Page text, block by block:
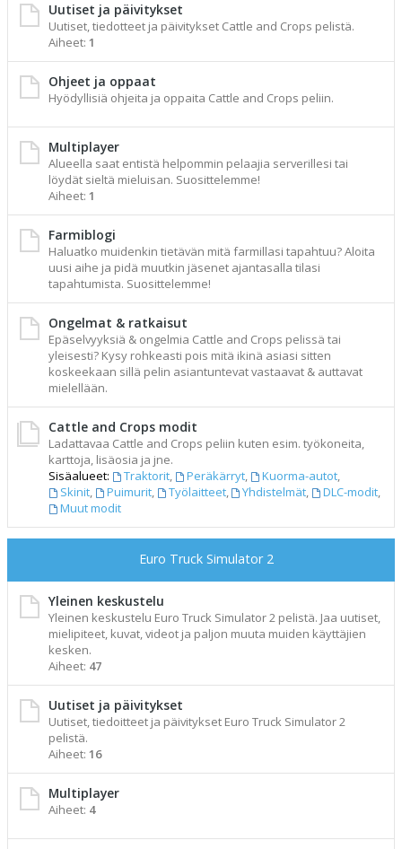
Uutiset ja päivitykset
Uutiset, tiedotteet ja päivitykset Cattle and Crops pelistä.
Aiheet: 1
Ohjeet ja oppaat
Hyödyllisiä ohjeita ja oppaita Cattle and Crops peliin.
Multiplayer
Alueella saat entistä helpommin pelaajia serverillesi tai
löydät sieltä mieluisan. Suosittelemme!
Aiheet: 1
Farmiblogi
Haluatko muidenkin tietävän mitä farmillasi tapahtuu? Aloita
uusi aihe ja pidä muutkin jäsenet ajantasalla tilasi
tapahtumista. Suosittelemme!
Ongelmat & ratkaisut
Epäselvyyksiä & ongelmia Cattle and Crops pelissä tai
yleisesti? Kysy rohkeasti pois mitä ikinä asiasi sitten
koskeekaan sillä pelin asiantuntevat vastaavat & auttavat
mielellään.
Cattle and Crops modit
Ladattavaa Cattle and Crops peliin kuten esim. työkoneita,
karttoja, lisäosia ja jne.
Sisäalueet:
Traktorit, Peräkärryt, Kuorma-autot,
Skinit, Puimurit, Työlaitteet, Yhdistelmät, DLC-modit,
Muut modit
Euro Truck Simulator 2
Yleinen keskustelu
Yleinen keskustelu Euro Truck Simulator 2 pelistä. Jaa uutiset,
mielipiteet, kuvat, videot ja paljon muuta muiden käyttäjien
kesken.
Aiheet: 47
Uutiset ja päivitykset
Uutiset, tiedoitteet ja päivitykset Euro Truck Simulator 2
pelistä.
Aiheet: 16
Multiplayer
Aiheet: 4